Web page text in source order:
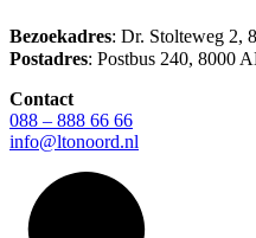
Bezoekadres: Dr. Stolteweg 2,
Postadres: Postbus 240, 8000
Contact
088 – 888 66 66
info@ltonoord.nl